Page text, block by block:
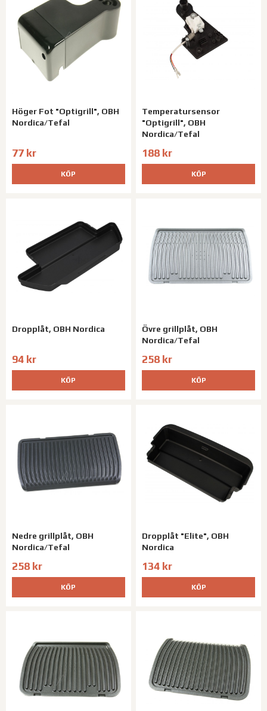
Höger Fot "Optigrill", OBH
Nordica/Tefal
77 kr
KÖP
Temperatursensor
"Optigrill", OBH
Nordica/Tefal
188 kr
KÖP
Dropplåt, OBH Nordica
94 kr
KÖP
Övre grillplåt, OBH
Nordica/Tefal
258 kr
KÖP
Nedre grillplåt, OBH
Nordica/Tefal
258 kr
KÖP
Dropplåt "Elite", OBH
Nordica
134 kr
KÖP